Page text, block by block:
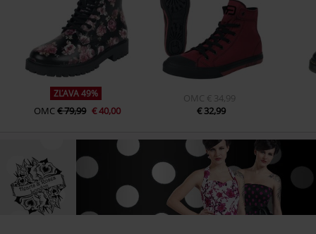
ZĽAVA 49%
OMC€ 79,99 € 40,00
OMC € 34,99
€ 32,99